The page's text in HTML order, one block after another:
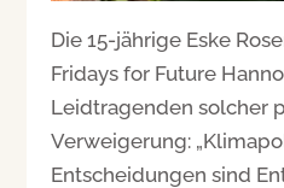
Die 15-jährige Eske
Fridays for Future
Leidtragenden solcher
Verweigerung:
Entscheidungen sind